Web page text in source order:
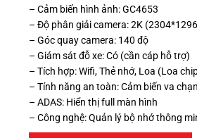
– Cảm biến hình ảnh: GC4653
– Độ phân giải camera: 2K
– Góc quay camera: 140 độ
– Giám sát đỗ xe: Có (cần cáp hỗ trợ)
– Tích hợp: Wifi, Thẻ nhớ, Loa (Loa
– Tính năng an toàn: Cảm biến va
– ADAS: Hiển thị full màn hình
– Công nghệ: Quản lý bộ nhớ thông